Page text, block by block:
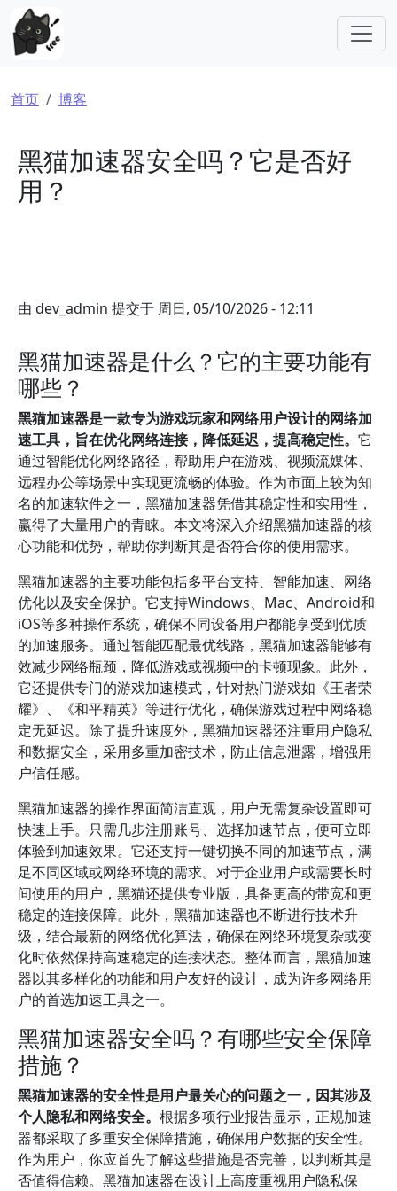
跳转到主要内容
面包屑
首页 博客
黑猫加速器安全吗？它是否好
用？
由 dev_admin 提交于 周日, 05/10/2026 - 12:11
黑猫加速器是什么？它的主要功能有
哪些？
黑猫加速器是一款专为游戏玩家和网络用户设计的网络加
速工具，旨在优化网络连接，降低延迟，提高稳定性。 它
通过智能优化网络路径，帮助用户在游戏、视频流媒体、
远程办公等场景中实现更流畅的体验。作为市面上较为知
名的加速软件之一，黑猫加速器凭借其稳定性和实用性，
赢得了大量用户的青睐。本文将深入介绍黑猫加速器的核
心功能和优势，帮助你判断其是否符合你的使用需求。
黑猫加速器的主要功能包括多平台支持、智能加速、网络
优化以及安全保护。它支持Windows、Mac、Android和
iOS等多种操作系统，确保不同设备用户都能享受到优质
的加速服务。通过智能匹配最优线路，黑猫加速器能够有
效减少网络瓶颈，降低游戏或视频中的卡顿现象。此外，
它还提供专门的游戏加速模式，针对热门游戏如《王者荣
耀》、《和平精英》等进行优化，确保游戏过程中网络稳
定无延迟。除了提升速度外，黑猫加速器还注重用户隐私
和数据安全，采用多重加密技术，防止信息泄露，增强用
户信任感。
黑猫加速器的操作界面简洁直观，用户无需复杂设置即可
快速上手。只需几步注册账号、选择加速节点，便可立即
体验到加速效果。它还支持一键切换不同的加速节点，满
足不同区域或网络环境的需求。对于企业用户或需要长时
间使用的用户，黑猫还提供专业版，具备更高的带宽和更
稳定的连接保障。此外，黑猫加速器也不断进行技术升
级，结合最新的网络优化算法，确保在网络环境复杂或变
化时依然保持高速稳定的连接状态。整体而言，黑猫加速
器以其多样化的功能和用户友好的设计，成为许多网络用
户的首选加速工具之一。
黑猫加速器安全吗？有哪些安全保障
措施？
黑猫加速器的安全性是用户最关心的问题之一，因其涉及
个人隐私和网络安全。 根据多项行业报告显示，正规加速
器都采取了多重安全保障措施，确保用户数据的安全性。
作为用户，你应首先了解这些措施是否完善，以判断其是
否值得信赖。黑猫加速器在设计上高度重视用户隐私保